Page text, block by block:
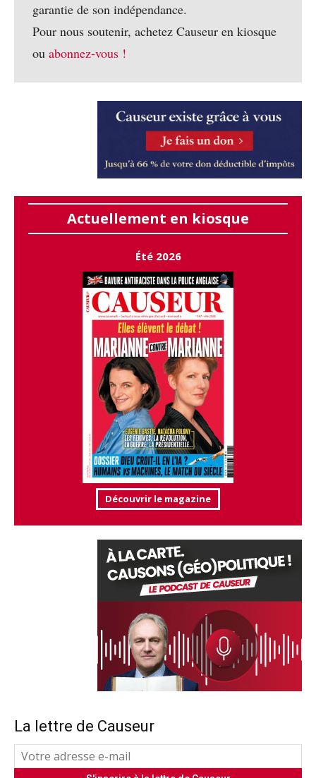
garantie de son indépendance.
Pour nous soutenir, achetez Causeur en kiosque
ou abonnez-vous !
Actuellement en kiosque
Été 2026
Découvrir le magazine
La lettre de Causeur